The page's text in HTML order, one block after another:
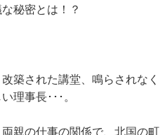
秘密とは！？
築された講堂、鳴らされなく
理事長･･･。
親の仕事の関係で、北国の町